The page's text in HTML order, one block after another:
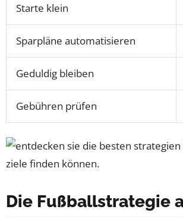
Starte klein
Sparpläne automatisieren
Geduldig bleiben
Gebühren prüfen
Die Fußballstrategie